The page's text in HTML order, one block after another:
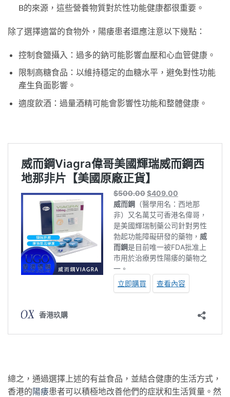
B的來源，這些營養物質對於性功能健康都很重要。
除了選擇適當的食物外，陽痿患者還應注意以下幾點：
控制食鹽攝入：過多的鈉可能影響血壓和心血管健康。
限制高糖食品：以維持穩定的血糖水平，避免對性功能
產生負面影響。
適度飲酒：過量酒精可能會影響性功能和整體健康。
總之，通過選擇上述的有益食品，並結合健康的生活方式，
香港的陽痿患者可以積極地改善他們的症狀和生活質量。然